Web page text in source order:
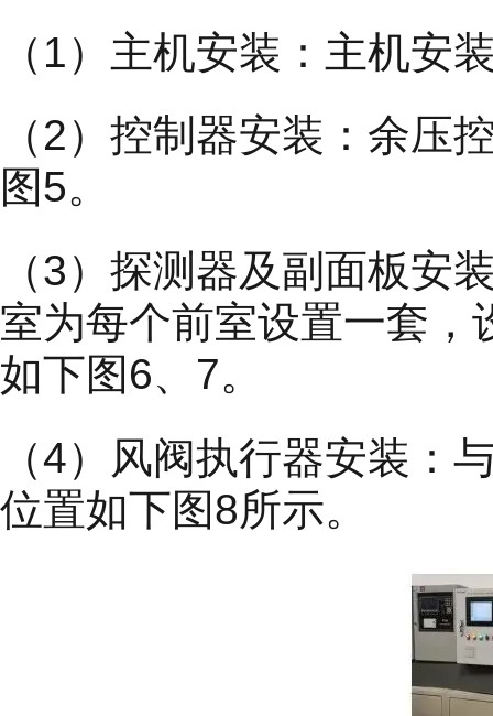
（1）主机安装：主机安
（2）控制器安装：余压
图5。
（3）探测器及副面板安
室为每个前室设置一套
如下图6、7。
（4）风阀执行器安装：
位置如下图8所示。